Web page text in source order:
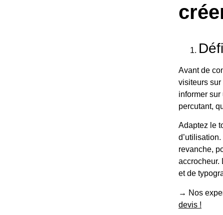
Avant de
visiteurs sur
informer
percutant,
Adaptez le
revanche,
accrocheur.
et de
→ Nos
devis !